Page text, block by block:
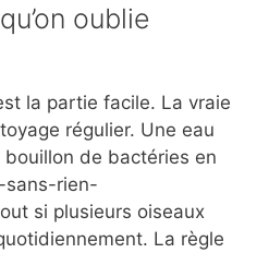
oublie
la partie facile. La vraie
régulier. Une eau
de bactéries en
sans-rien-
si plusieurs oiseaux
La règle